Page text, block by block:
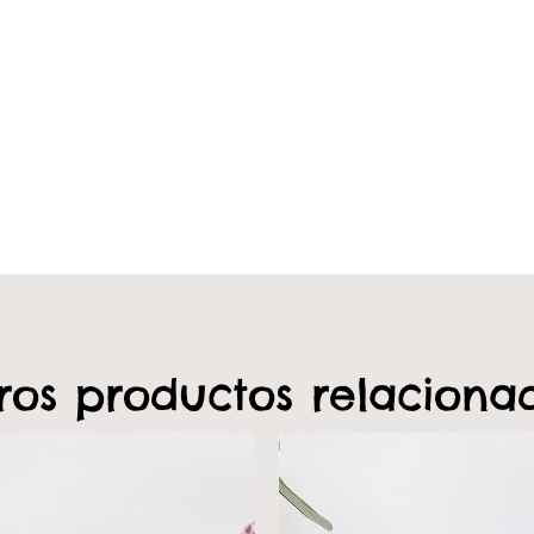
productos